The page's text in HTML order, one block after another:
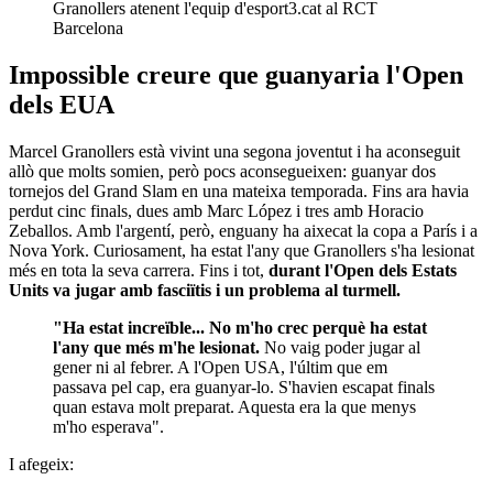
Granollers atenent l'equip d'esport3.cat al RCT
Barcelona
Impossible creure que guanyaria l'Open
dels EUA
Marcel Granollers està vivint una segona joventut i ha aconseguit
allò que molts somien, però pocs aconsegueixen: guanyar dos
tornejos del Grand Slam en una mateixa temporada. Fins ara havia
perdut cinc finals, dues amb Marc López i tres amb Horacio
Zeballos. Amb l'argentí, però, enguany ha aixecat la copa a París i a
Nova York. Curiosament, ha estat l'any que Granollers s'ha lesionat
més en tota la seva carrera. Fins i tot, durant l'Open dels Estats
Units va jugar amb fasciïtis i un problema al turmell.
"Ha estat increïble... No m'ho crec perquè ha estat
l'any que més m'he lesionat. No vaig poder jugar al
gener ni al febrer. A l'Open USA, l'últim que em
passava pel cap, era guanyar-lo. S'havien escapat finals
quan estava molt preparat. Aquesta era la que menys
m'ho esperava".
I afegeix: